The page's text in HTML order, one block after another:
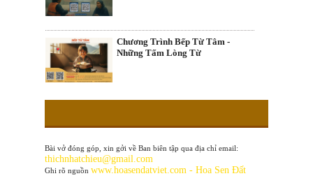
Chương Trình Bếp Từ Tâm -
Những Tấm Lòng Từ
Bài vở đóng góp, xin gởi về Ban biên tập qua địa chỉ email:
thichnhatchieu@gmail.com
Ghi rõ nguồn www.hoasendatviet.com - Hoa Sen Đất